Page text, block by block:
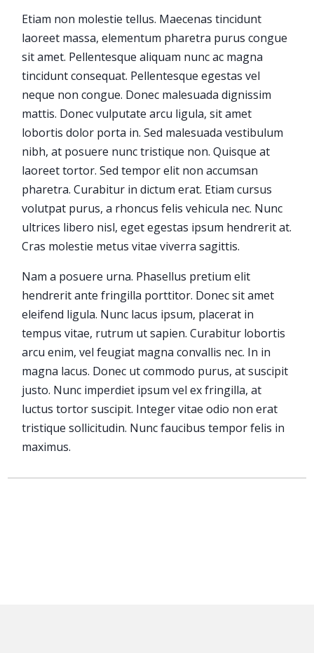
Etiam non molestie tellus. Maecenas tincidunt
laoreet massa, elementum pharetra purus congue
sit amet. Pellentesque aliquam nunc ac magna
tincidunt consequat. Pellentesque egestas vel
neque non congue. Donec malesuada dignissim
mattis. Donec vulputate arcu ligula, sit amet
lobortis dolor porta in. Sed malesuada vestibulum
nibh, at posuere nunc tristique non. Quisque at
laoreet tortor. Sed tempor elit non accumsan
pharetra. Curabitur in dictum erat. Etiam cursus
volutpat purus, a rhoncus felis vehicula nec. Nunc
ultrices libero nisl, eget egestas ipsum hendrerit at.
Cras molestie metus vitae viverra sagittis.
Nam a posuere urna. Phasellus pretium elit
hendrerit ante fringilla porttitor. Donec sit amet
eleifend ligula. Nunc lacus ipsum, placerat in
tempus vitae, rutrum ut sapien. Curabitur lobortis
arcu enim, vel feugiat magna convallis nec. In in
magna lacus. Donec ut commodo purus, at suscipit
justo. Nunc imperdiet ipsum vel ex fringilla, at
luctus tortor suscipit. Integer vitae odio non erat
tristique sollicitudin. Nunc faucibus tempor felis in
maximus.